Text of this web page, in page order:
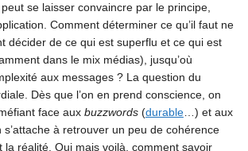
se laisser convaincre par le principe,
Comment déterminer ce qu’il faut ne
décider de ce qui est superflu et ce qui est
dans le mix médias), jusqu’où
aux messages ? La question du
Dès que l’on en prend conscience, on
face aux buzzwords(durable…) et aux
à retrouver un peu de cohérence
la réalité. Oui mais voilà, comment savoir